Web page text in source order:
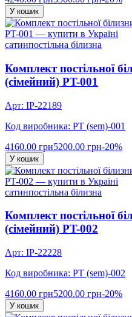
У кошик
сатинпостільна білизна
Комплект постільної
(сімейний) PT-001
Арт: IP-22189
Код виробника: PT (sem)-001
4160.00 грн5200.00 грн-20%
У кошик
сатинпостільна білизна
Комплект постільної
(сімейний) PT-002
Арт: IP-22228
Код виробника: PT (sem)-002
4160.00 грн5200.00 грн-20%
У кошик